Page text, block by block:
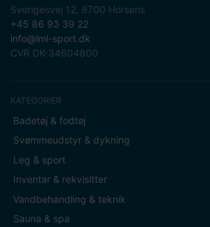
Sverigesvej 12, 8700 Horsens
+45 86 93 39 22
info@lml-sport.dk
CVR DK-34604800
KATEGORIER
Badetøj & fodtøj
Svømmeudstyr & dykning
Leg & sport
Inventar & rekvisitter
Vandbehandling & teknik
Sauna & spa